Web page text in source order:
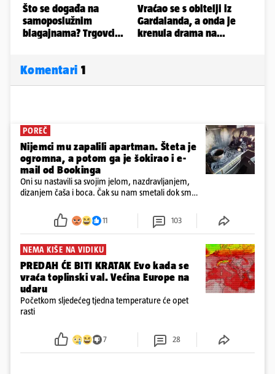
Komentari 1
POREČ
Nijemci mu zapalili apartman. Šteta je
ogromna, a potom ga je šokirao i e-
mail od Bookinga
Oni su nastavili sa svojim jelom, nazdravljanjem,
dizanjem čaša i boca. Čak su nam smetali dok smo
požar, rekao je vlasnik
11 103
NEMA KIŠE NA VIDIKU
PREDAH ĆE BITI KRATAK Evo kada se
vraća toplinski val. Većina Europe na
udaru
Početkom sljedećeg tjedna temperature će opet
rasti
7 28